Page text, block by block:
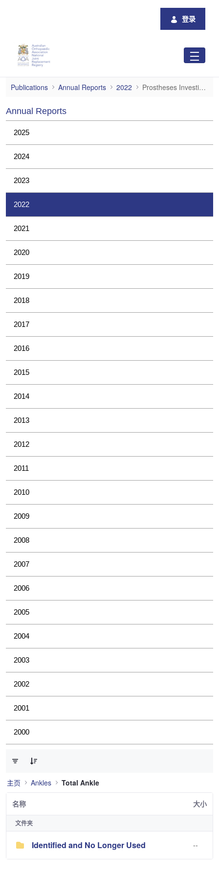
登录
Prostheses Investigations
Publications Annual Reports 2022 Prostheses Investigations
Annual Reports
2025
2024
2023
2022
2021
2020
2019
2018
2017
2016
2015
2014
2013
2012
2011
2010
2009
2008
2007
2006
2005
2004
2003
2002
2001
2000
主页 Ankles Total Ankle
名称 大小
文件夹
Identified and No Longer Used --